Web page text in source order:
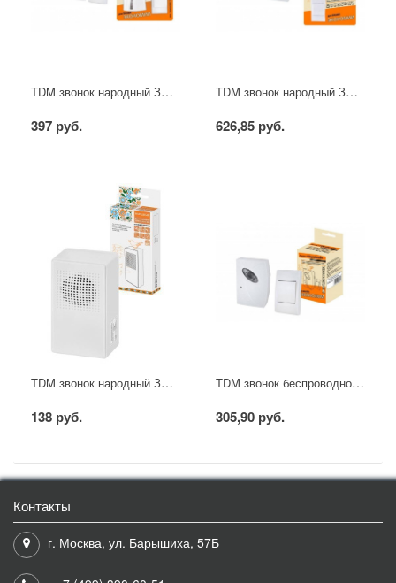
TDM звонок народный ЗББ-Н-12/1-32М (беспр., бат., 2 кн., блистер)
397 руб.
TDM звонок народный ЗББ-Н-21/1-32М (беспр., бат., 2 зв., блистер)
626,85 руб.
TDM звонок народный ЗПС-Н-10/1-Пт (пров. без.кн., сеть, "птичка", карт.короб.)
138 руб.
TDM звонок беспроводной "народный" ЗББ-Н-11/1-32М (32 мелодии)
305,90 руб.
Контакты
г. Москва, ул. Барышиха, 57Б